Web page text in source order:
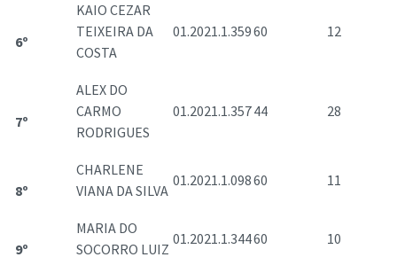
6º
KAIO CEZAR
TEIXEIRA DA
COSTA
01.2021.1.35960 12
7º
ALEX DO
CARMO
RODRIGUES
01.2021.1.35744 28
8º
CHARLENE
VIANA DA SILVA
01.2021.1.09860 11
9º
MARIA DO
SOCORRO LUIZ
01.2021.1.34460 10